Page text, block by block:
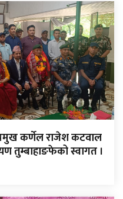
कर्णेल राजेश कटवाल
तुम्बाहाङफेको स्वागत ।